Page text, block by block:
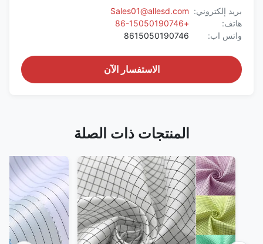
بريد إلكتروني: Sales01@allesd.com
هاتف:
+86-15050190746
واتس اب:
8615050190746
الاستفسار الآن
المنتجات ذات الصلة